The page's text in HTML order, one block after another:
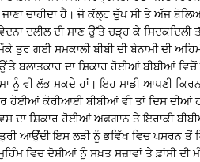
ਜਾਣਾ ਚਾਹੀਦਾ ਹੈ। ਜੋ ਕੱਲ੍ਹ ਚੁੱਪ ਸੀ ਤੇ ਅੱਜ
ਦਲੀਲ ਦੀ ਸਾਣ ਉੱਤੇ ਚੜ੍ਹ ਕੇ
ਤੁਰ ਗਈ ਸਮਕਾਲੀ ਬੀਬੀ ਦੀ ਬੇਨਾਮੀ ਦੀ
ਬਲਾਤਕਾਰ ਦਾ ਸ਼ਿਕਾਰ ਹੋਈਆਂ ਬੀਬੀਆਂ
ਨੂੰ ਵੀ ਲੱਭ ਸਕਦੇ ਹਾਂ। ਇਹ ਸਾਡੀ ਆਪਣੀ
ਹੋਈਆਂ ਕੋਰੀਆਈ ਬੀਬੀਆਂ ਵੀ ਤਾਂ ਦਿਸ ਦੀਆਂ
ਦਾ ਸ਼ਿਕਾਰ ਹੋਈਆਂ ਅਫ਼ਗ਼ਾਨ ਤੇ ਇਰਾਕੀ
ਆਉਂਦੀ ਇਸ ਲੜੀ ਨੂੰ ਭਵਿੱਖ ਵਿਚ ਪਸਰਨ ਤੋਂ
ਵਿਚ ਦੋਸ਼ੀਆਂ ਨੂੰ ਸਖ਼ਤ ਸਜ਼ਾਵਾਂ ਤੇ ਫ਼ਾਂਸੀ ਦੀ